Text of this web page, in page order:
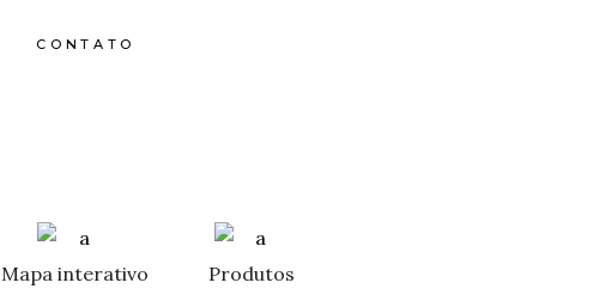
CONTATO
Mapa interativo Produtos